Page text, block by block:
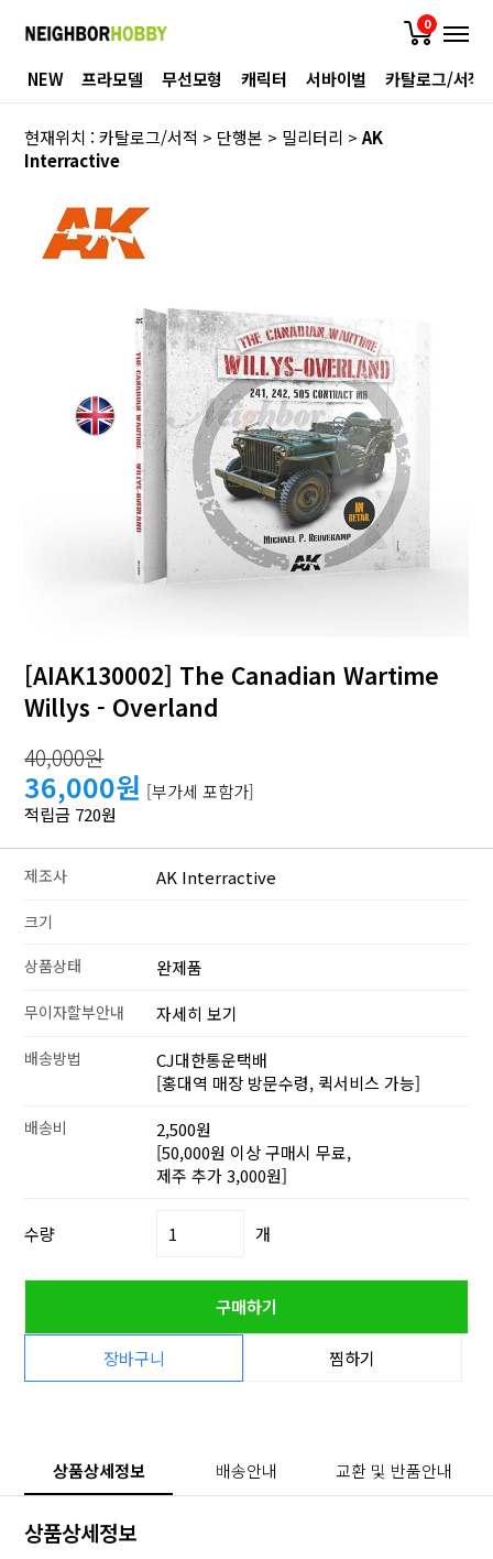
0
NEW 프라모델 무선모형 캐릭터 서바이벌 카탈로그/서적
현재위치 :카탈로그/서적 > 단행본 > 밀리터리 >AK
Interractive
[AIAK130002] The Canadian Wartime
Willys - Overland
40,000원
36,000원 [부가세 포함가]
적립금 720원
제조사 AK Interractive
크기
상품상태
완제품
무이자할부안내 자세히 보기
배송방법
CJ대한통운택배
[홍대역 매장 방문수령, 퀵서비스 가능]
배송비
2,500원
[50,000원 이상 구매시 무료,
제주 추가 3,000원]
수량 개
구매하기
장바구니 찜하기
상품상세정보 배송안내 교환 및 반품안내
상품상세정보